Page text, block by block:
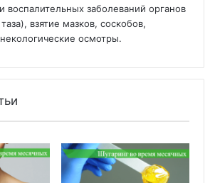
воспалительных заболеваний органов
взятие мазков, соскобов,
осмотры.